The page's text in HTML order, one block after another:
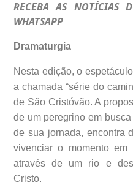
RECEBA AS NOTÍCIAS
WHATSAPP
Dramaturgia
Nesta edição, o
a chamada “série do
de São Cristóvão. A
de um peregrino em
de sua jornada, encontra
vivenciar o momento em
através de um rio e
Cristo.